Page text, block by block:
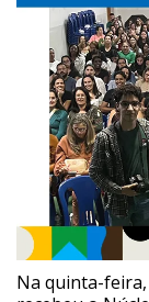
Na quinta-